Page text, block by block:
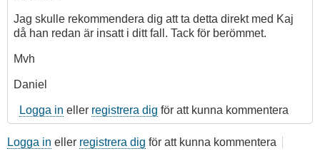
Jag skulle rekommendera dig att ta detta direkt med Kaj
då han redan är insatt i ditt fall. Tack för berömmet.
Mvh
Daniel
Logga in eller registrera dig för att kunna kommentera
Logga in eller registrera dig för att kunna kommentera